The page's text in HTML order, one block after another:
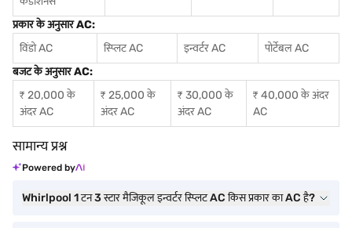
प्रकार के अनुसार AC:
विंडो AC
स्प्लिट AC इन्वर्टर AC
पोर्टेबल AC
बजट के अनुसार AC:
₹ 20,000 के
अंदर AC
₹ 25,000 के
अंदर AC
₹ 30,000 के
अंदर AC
₹ 40,000 के अंदर
AC
सामान्य प्रश्न
Powered by
Whirlpool 1 टन 3 स्टार मैजिकूल इन्वर्टर स्प्लिट AC किस प्रकार का AC है?